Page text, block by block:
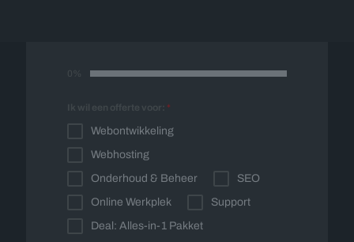
Ik wil een offerte voor: *
Webontwikkeling
Webhosting
Onderhoud & Beheer
SEO
Online Werkplek
Support
Deal: Alles-in-1 Pakket